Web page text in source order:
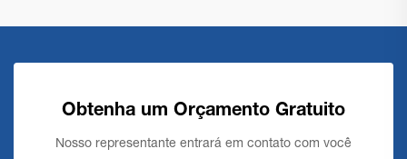
Obtenha um Orçamento Gratuito
Nosso representante entrará em contato com você